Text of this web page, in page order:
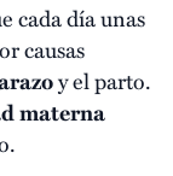
cada día unas
causas
y el parto.
materna